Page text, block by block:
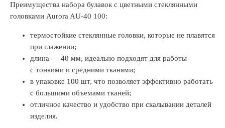
Преимущества набора булавок с цветными стеклянными
головками Aurora AU-40 100:
термостойкие стеклянные головки, которые не плавятся
при глажении;
длина — 40 мм, идеально подходят для работы
с тонкими и средними тканями;
в упаковке 100 шт, что позволяет эффективно работать
с большими объемами тканей;
отличное качество и удобство при скалывании деталей
изделия.